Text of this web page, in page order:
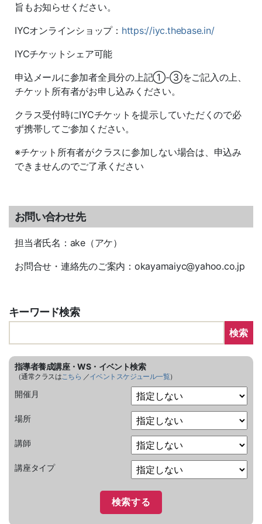
旨もお知らせください。
IYCオンラインショップ： https://iyc.thebase.in/
IYCチケットシェア可能
申込メールに参加者全員分の上記①-③をご記入の上、
チケット所有者がお申し込みください。
クラス受付時にIYCチケットを提示していただくので必
ず携帯してご参加ください。
※チケット所有者がクラスに参加しない場合は、申込み
できませんのでご了承ください
お問い合わせ先
担当者氏名：ake（アケ）
お問合せ・連絡先のご案内：okayamaiyc@yahoo.co.jp
キーワード検索
検索
指導者養成講座・WS・イベント検索
（通常クラスはこちら ／イベントスケジュール一覧）
開催月
場所
講師
講座タイプ